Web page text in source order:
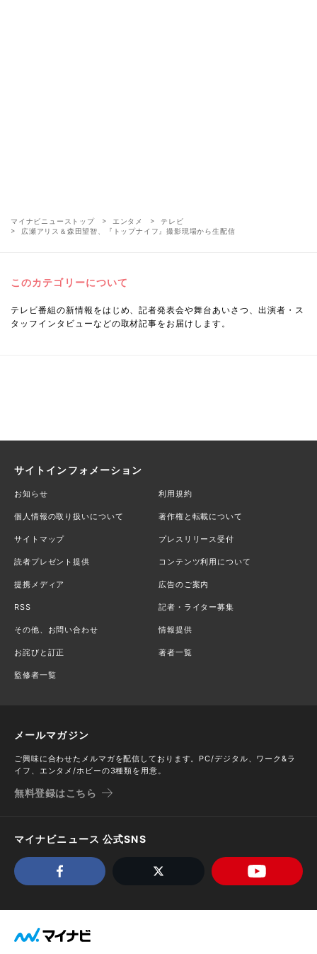
マイナビニューストップ エンタメ
テレビ
広瀬アリス＆森田望智、『トップナイフ』撮影現場から生配信
このカテゴリーについて
テレビ番組の新情報をはじめ、記者発表会や舞台あいさつ、出演者・ス
タッフインタビューなどの取材記事をお届けします。
サイトインフォメーション
お知らせ 利用規約
個人情報の取り扱いについて 著作権と転載について
サイトマップ プレスリリース受付
読者プレゼント提供 コンテンツ利用について
提携メディア 広告のご案内
RSS 記者・ライター募集
その他、お問い合わせ 情報提供
お詫びと訂正 著者一覧
監修者一覧
メールマガジン
ご興味に合わせたメルマガを配信しております。PC/デジタル、ワーク&ラ
イフ、エンタメ/ホビーの3種類を用意。
無料登録はこちら
マイナビニュース 公式SNS